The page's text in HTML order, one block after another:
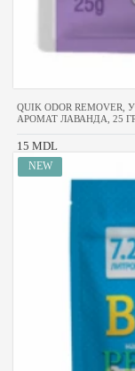
QUIK ODOR
АРОМАТ ЛАВАНДА, 25
15 MDL